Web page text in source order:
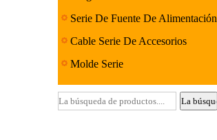
Serie De Fuente De Alimentación
Lineal
Cable Serie De Accesorios
Molde Serie